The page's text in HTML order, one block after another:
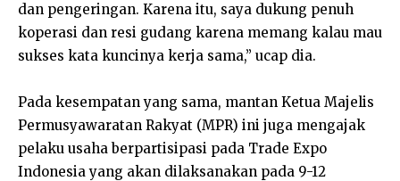
dan pengeringan. Karena itu, saya dukung penuh
koperasi dan resi gudang karena memang kalau mau
sukses kata kuncinya kerja sama,” ucap dia.
Pada kesempatan yang sama, mantan Ketua Majelis
Permusyawaratan Rakyat (MPR) ini juga mengajak
pelaku usaha berpartisipasi pada Trade Expo
Indonesia yang akan dilaksanakan pada 9-12